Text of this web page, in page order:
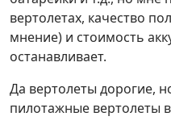
вертолетах, качество
мнение) и стоимость
останавливает.
Да вертолеты дорогие,
пилотажные вертолеты